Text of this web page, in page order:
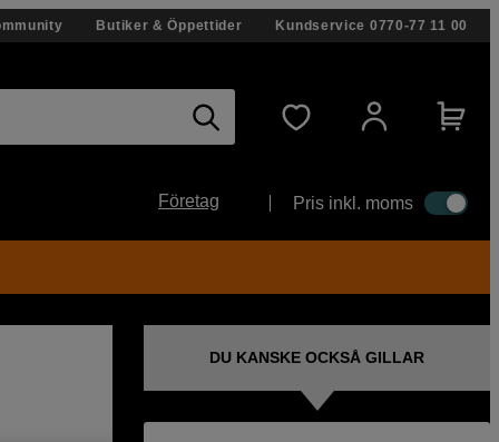
Butiker & Öppettider Kundservice 0770-77 11 00
Företag Pris inkl. moms
DU KANSKE OCKSÅ GILLAR